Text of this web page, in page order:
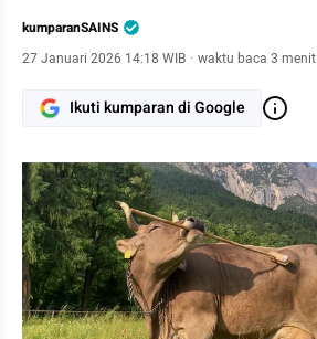
kumparanSAINS
27 Januari 2026 14:18 WIB · waktu baca 3 menit
Ikuti kumparan di Google